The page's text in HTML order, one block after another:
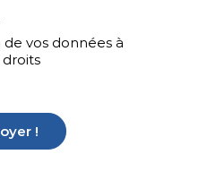
de vos données à
!